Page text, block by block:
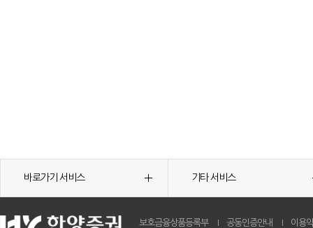
바로가기 서비스 기타 서비스
보호금융상품등록부 공동인증안내 이용